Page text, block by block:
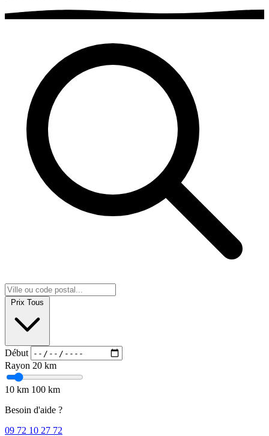
Prix Tous
Début
Rayon 20 km
10 km 100 km
Besoin d'aide ?
09 72 10 27 72